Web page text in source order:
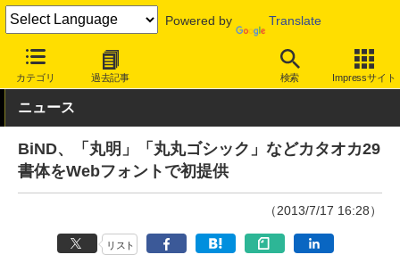
Powered by Translate
カテゴリ 過去記事 検索 Impressサイト
INTERNET Watch トピック
ニュース
BiND、「丸明」「丸丸ゴシック」などカタオカ29
書体をWebフォントで初提供
（2013/7/17 16:28）
リスト